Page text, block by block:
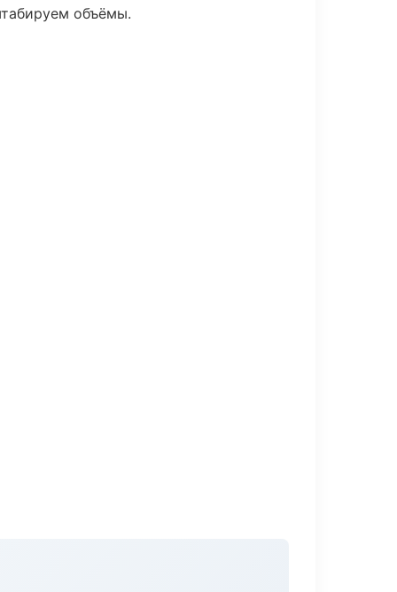
объёмы.